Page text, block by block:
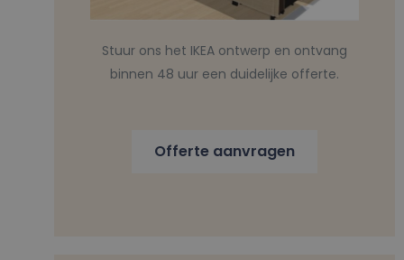
Stuur ons het IKEA ontwerp en ontvang
binnen 48 uur een duidelijke offerte.
Offerte aanvragen